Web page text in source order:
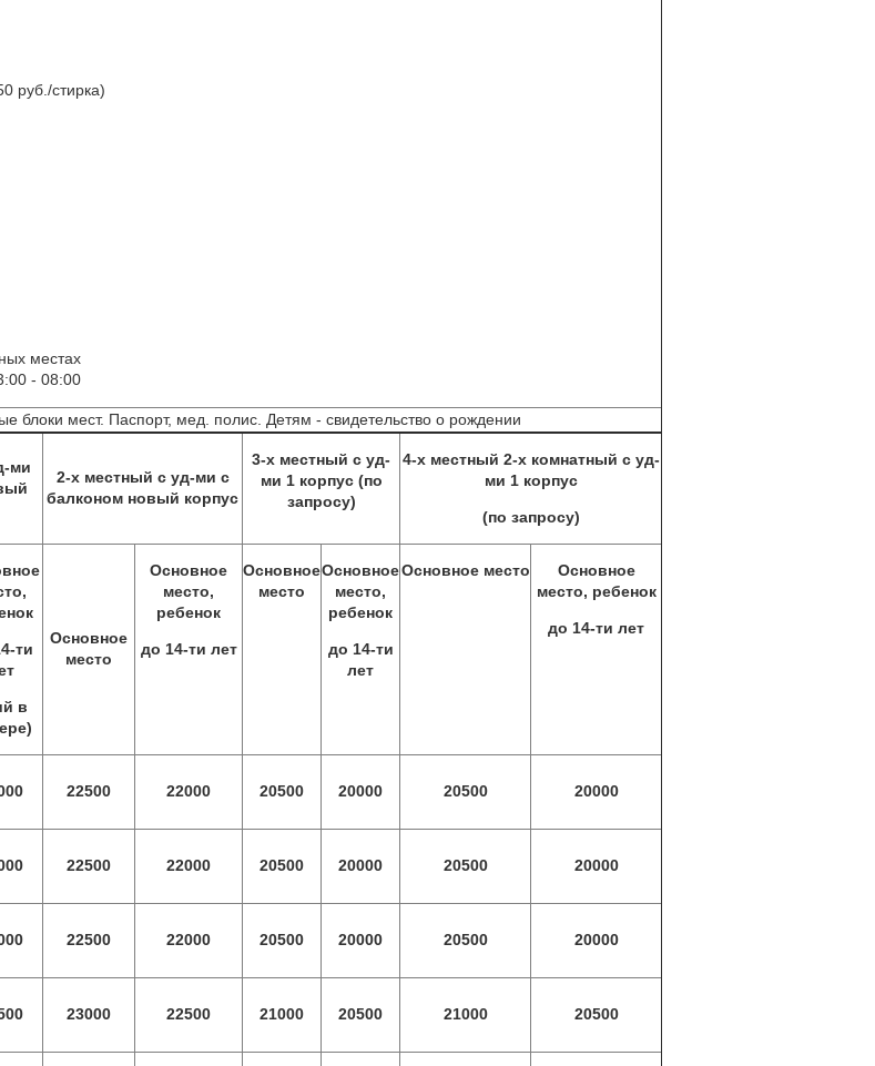
руб./стирка)
местах
- 08:00
блоки мест. Паспорт, мед. полис. Детям - свидетельство о рождении
ми
2-х местный с уд-ми с
балконом новый корпус
3-х местный с уд-
ми 1 корпус (по
запросу)
4-х местный 2-х комнатный с уд-
ми 1 корпус
(по запросу)
ти
в
Основное
место
Основное
место,
ребенок
до 14-ти лет
Основное
место
Основное
место,
ребенок
до 14-ти
лет
Основное место
Основное
место, ребенок
до 14-ти лет
22500 22000 20500 20000 20500 20000
22500 22000 20500 20000 20500 20000
22500 22000 20500 20000 20500 20000
23000 22500 21000 20500 21000 20500